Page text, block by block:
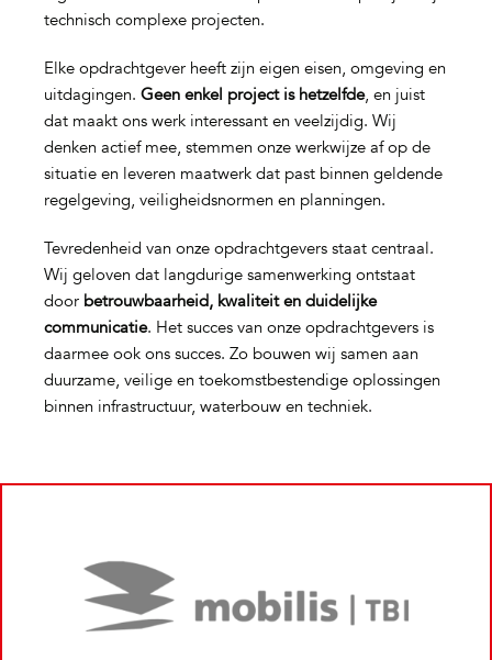
technisch complexe projecten.
Elke opdrachtgever heeft zijn eigen eisen, omgeving en
uitdagingen. Geen enkel project is hetzelfde, en juist
dat maakt ons werk interessant en veelzijdig. Wij
denken actief mee, stemmen onze werkwijze af op de
situatie en leveren maatwerk dat past binnen geldende
regelgeving, veiligheidsnormen en planningen.
Tevredenheid van onze opdrachtgevers staat centraal.
Wij geloven dat langdurige samenwerking ontstaat
door betrouwbaarheid, kwaliteit en duidelijke
communicatie. Het succes van onze opdrachtgevers is
daarmee ook ons succes. Zo bouwen wij samen aan
duurzame, veilige en toekomstbestendige oplossingen
binnen infrastructuur, waterbouw en techniek.